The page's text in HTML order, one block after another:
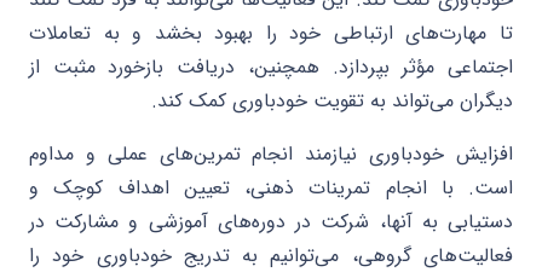
تا مهارت‌های ارتباطی خود را بهبود بخشد و به تعاملات
اجتماعی مؤثر بپردازد. همچنین، دریافت بازخورد مثبت از
دیگران می‌تواند به تقویت خودباوری کمک کند.
افزایش خودباوری نیازمند انجام تمرین‌های عملی و مداوم
است. با انجام تمرینات ذهنی، تعیین اهداف کوچک و
دستیابی به آنها، شرکت در دوره‌های آموزشی و مشارکت در
فعالیت‌های گروهی، می‌توانیم به تدریج خودباوری خود را